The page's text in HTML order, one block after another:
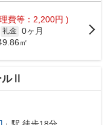
費等：2,200円 )
礼金 0ヶ月
㎡
Ⅱ